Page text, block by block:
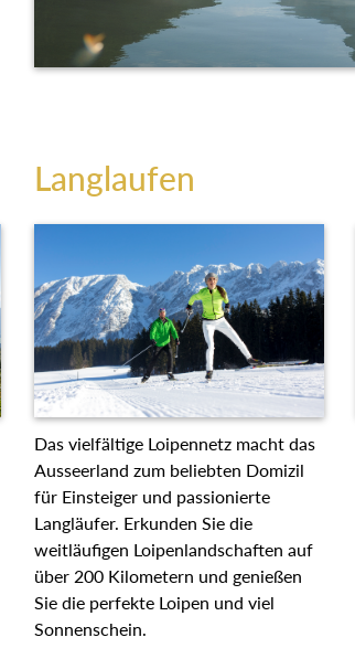
Langlaufen
Das vielfältige Loipennetz macht das
Ausseerland zum beliebten Domizil
für Einsteiger und passionierte
Langläufer. Erkunden Sie die
weitläufigen Loipenlandschaften auf
über 200 Kilometern und genießen
Sie die perfekte Loipen und viel
Sonnenschein.